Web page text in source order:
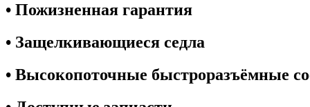
• Пожизненная гарантия
• Защелкивающиеся седла
• Высокопоточные быстроразъёмные